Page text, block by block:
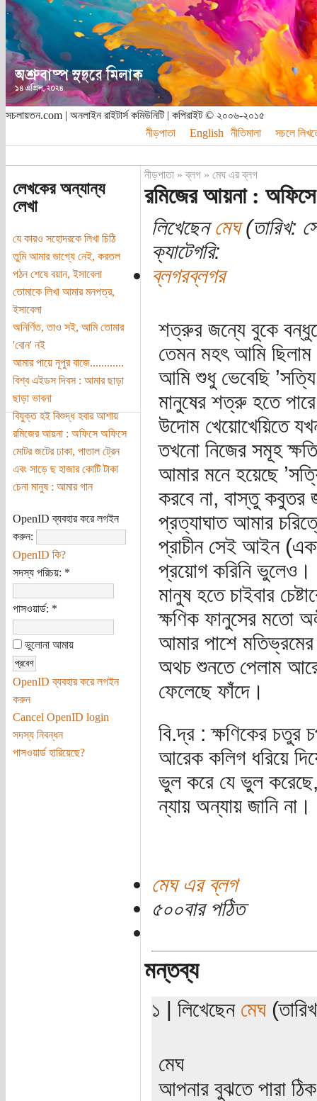
সচলায়তন.com | অনলাইন রাইটার্স কমিউনিটি | কপিরাইট © ২০০৬-২০১৫
নীড়পাতা
English নীতিমালা সচলে
লেখকের অন্যান্য
লেখা
যে কারও সহোদরকে লিখা চিঠি
তুমি আমার ভাগ্যে নেই, করতল
পঠন শেষে বয়ান, ইসাবেলা
তোমাকে লিখা আমার মনপত্র,
ইসাবেলা
অনির্ণিত, তাও সই, আমি তোমার
'বোন' নই
আমার পায়ে নূপুর বাজে............
বিশ্ব এইডস দিবস : আমার ছাড়া
ছাড়া ভাবনা
বিযুক্ত হই বিশুদ্ধ হবার আশায়
রমিজের আয়না : অফিসে অফিসে
মোটর জটের ঢাকা, পাতাল ট্রেন
এবং সাড়ে ছ হাজার কোটি টাকা
চেনা মানুষ : আমার গান
OpenID ব্যবহার করে লগইন
করুন:
OpenID কি?
সদস্য পরিচয়: *
পাসওয়ার্ড: *
ভুলোনা আমায়
OpenID ব্যবহার করে লগইন
করুন
Cancel OpenID login
সদস্য নিবন্ধন
পাসওয়ার্ড হারিয়েছে?
নীড়পাতা»ব্লগ» মেঘ এর ব্লগ
রমিজের আয়না :
লিখেছেনমেঘ(তারিখ:
ক্যাটেগরি:
ব্লগরব্লগর
শত্রুর জন্যে বুকে
তেমন মহৎ আমি
আমি শুধু ভেবেছি
মানুষের শত্রু হতে
উদোম খেয়োখেয়িতে
তখনো নিজের সমূহ
আমার মনে হয়েছে
করবে না, বাস্তু কবুতর
প্রত্যাঘাত আমার
প্রাচীন সেই আইন
প্রয়োগ করিনি
মানুষ হতে চাইবার
ক্ষণিক ফানুসের মতো
আমার পাশে মতিভ্রমের
অথচ শুনতে পেলাম
ফেলেছে ফাঁদে।
বি.দ্র : ক্ষণিকের
আরেক কলিগ ধরিয়ে
ভুল করে যে ভুল করেছে,
ন্যায় অন্যায় জানি
মেঘ এর ব্লগ
৫০০বার পঠিত
মন্তব্য
১ | লিখেছেন মেঘ
মেঘ
আপনার বুঝতে পারা